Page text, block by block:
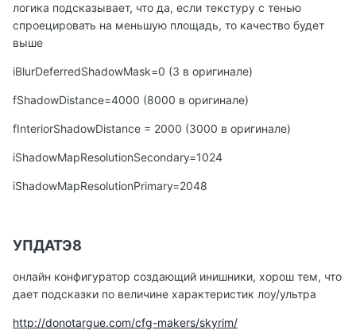
логика подсказывает, что да, если текстуру с тенью
спроецировать на меньшую площадь, то качество будет
выше
iBlurDeferredShadowMask=0 (3 в оригинале)
fShadowDistance=4000 (8000 в оригинале)
fInteriorShadowDistance = 2000 (3000 в оригинале)
iShadowMapResolutionSecondary=1024
iShadowMapResolutionPrimary=2048
УПДАТЭ8
онлайн конфигуратор создающий инишники, хорош тем, что
дает подсказки по величине характеристик лоу/ультра
http://donotargue.com/cfg-makers/skyrim/